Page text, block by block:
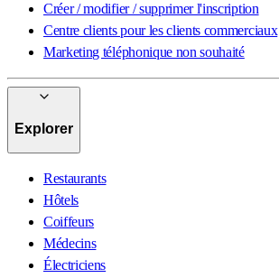
Créer / modifier / supprimer l'inscription
Centre clients pour les clients commerciaux
Marketing téléphonique non souhaité
Explorer
Restaurants
Hôtels
Coiffeurs
Médecins
Électriciens